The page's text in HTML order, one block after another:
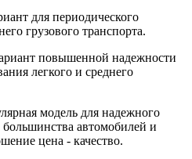
для периодического
грузового транспорта.
повышенной надежности
легкого и среднего
модель для надежного
автомобилей и
цена - качество.